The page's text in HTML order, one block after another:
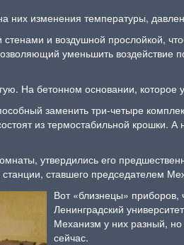
них изменения температуры,
и воздушной прослойкой,
уменьшить воздействие
На бетонном основании, которое
заменить три-четыре
из термостабильной
утвердились его
ставшего председателем
Вот «близнецы»
Ленинградский
Механизм у них разный, но
сейчас.